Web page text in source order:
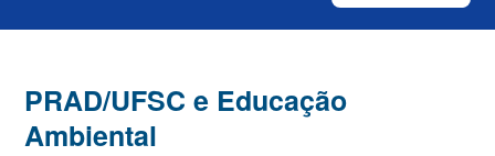
PRAD/UFSC e Educação
Ambiental